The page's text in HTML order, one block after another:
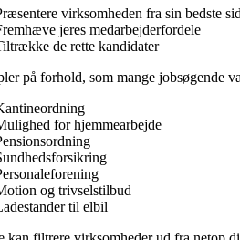
virksomheden fra sin bedste
jeres medarbejderfordele
de rette kandidater
på forhold, som mange jobsøgende
for hjemmearbejde
og trivselstilbud
til elbil